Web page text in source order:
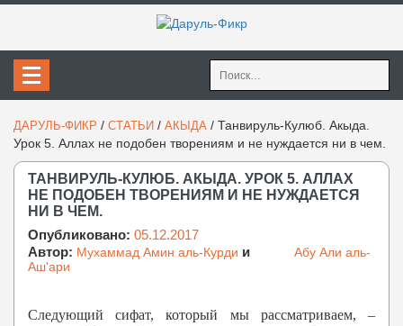
Найти:
ДАРУЛЬ-ФИКР / СТАТЬИ / АКЫДА / Танвируль-Кулюб. Акыда.
Урок 5. Аллах не подобен творениям и не нуждается ни в чем.
ТАНВИРУЛЬ-КУЛЮБ. АКЫДА. УРОК 5. АЛЛАХ
НЕ ПОДОБЕН ТВОРЕНИЯМ И НЕ НУЖДАЕТСЯ
НИ В ЧЕМ.
Опубликовано: 05.12.2017
Автор: Мухаммад Амин аль-Курди и
Абу Али аль-
Аш'ари
Следующий сифат, который мы рассматриваем, –